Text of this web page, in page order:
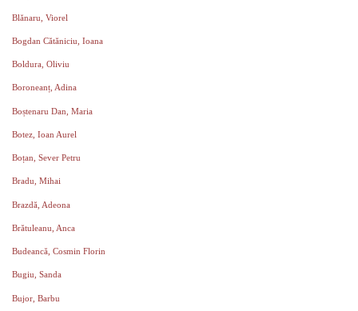
Blănaru, Viorel
Bogdan Cătăniciu, Ioana
Boldura, Oliviu
Boroneanț, Adina
Boștenaru Dan, Maria
Botez, Ioan Aurel
Boțan, Sever Petru
Bradu, Mihai
Brazdă, Adeona
Brătuleanu, Anca
Budeancă, Cosmin Florin
Bugiu, Sanda
Bujor, Barbu